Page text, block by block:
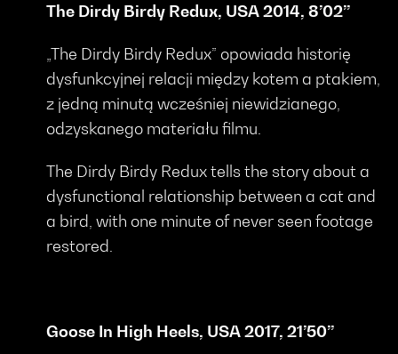
The Dirdy Birdy Redux, USA 2014, 8’02’’
„The Dirdy Birdy Redux” opowiada historię
dysfunkcyjnej relacji między kotem a ptakiem,
z jedną minutą wcześniej niewidzianego,
odzyskanego materiału filmu.
The Dirdy Birdy Redux tells the story about a
dysfunctional relationship between a cat and
a bird, with one minute of never seen footage
restored.
Goose In High Heels, USA 2017, 21’50’’